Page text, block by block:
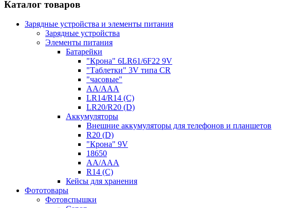
Каталог товаров
Зарядные устройства и элементы питания
Зарядные устройства
Элементы питания
Батарейки
"Крона" 6LR61/6F22 9V
"Таблетки" 3V типа CR
"часовые"
AA/AAA
LR14/R14 (C)
LR20/R20 (D)
Аккумуляторы
Внешние аккумуляторы для телефонов и планшетов
R20 (D)
"Крона" 9V
18650
AA/AAA
R14 (C)
Кейсы для хранения
Фототовары
Фотовспышки